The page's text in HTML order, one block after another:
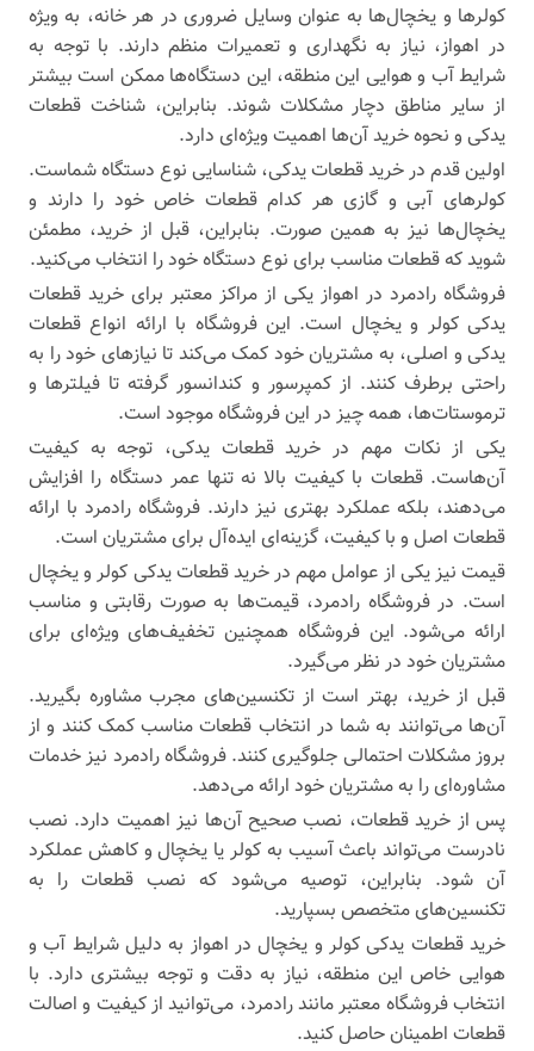
کولرها و یخچال‌ها به عنوان وسایل ضروری در هر خانه، به ویژه
در اهواز، نیاز به نگهداری و تعمیرات منظم دارند. با توجه به
شرایط آب و هوایی این منطقه، این دستگاه‌ها ممکن است بیشتر
از سایر مناطق دچار مشکلات شوند. بنابراین، شناخت قطعات
یدکی و نحوه خرید آن‌ها اهمیت ویژه‌ای دارد.
اولین قدم در خرید قطعات یدکی، شناسایی نوع دستگاه شماست.
کولرهای آبی و گازی هر کدام قطعات خاص خود را دارند و
یخچال‌ها نیز به همین صورت. بنابراین، قبل از خرید، مطمئن
شوید که قطعات مناسب برای نوع دستگاه خود را انتخاب می‌کنید.
فروشگاه رادمرد در اهواز یکی از مراکز معتبر برای خرید قطعات
یدکی کولر و یخچال است. این فروشگاه با ارائه انواع قطعات
یدکی و اصلی، به مشتریان خود کمک می‌کند تا نیازهای خود را به
راحتی برطرف کنند. از کمپرسور و کندانسور گرفته تا فیلترها و
ترموستات‌ها، همه چیز در این فروشگاه موجود است.
یکی از نکات مهم در خرید قطعات یدکی، توجه به کیفیت
آن‌هاست. قطعات با کیفیت بالا نه تنها عمر دستگاه را افزایش
می‌دهند، بلکه عملکرد بهتری نیز دارند. فروشگاه رادمرد با ارائه
قطعات اصل و با کیفیت، گزینه‌ای ایده‌آل برای مشتریان است.
قیمت نیز یکی از عوامل مهم در خرید قطعات یدکی کولر و یخچال
است. در فروشگاه رادمرد، قیمت‌ها به صورت رقابتی و مناسب
ارائه می‌شود. این فروشگاه همچنین تخفیف‌های ویژه‌ای برای
مشتریان خود در نظر می‌گیرد.
قبل از خرید، بهتر است از تکنسین‌های مجرب مشاوره بگیرید.
آن‌ها می‌توانند به شما در انتخاب قطعات مناسب کمک کنند و از
بروز مشکلات احتمالی جلوگیری کنند. فروشگاه رادمرد نیز خدمات
مشاوره‌ای را به مشتریان خود ارائه می‌دهد.
پس از خرید قطعات، نصب صحیح آن‌ها نیز اهمیت دارد. نصب
نادرست می‌تواند باعث آسیب به کولر یا یخچال و کاهش عملکرد
آن شود. بنابراین، توصیه می‌شود که نصب قطعات را به
تکنسین‌های متخصص بسپارید.
خرید قطعات یدکی کولر و یخچال در اهواز به دلیل شرایط آب و
هوایی خاص این منطقه، نیاز به دقت و توجه بیشتری دارد. با
انتخاب فروشگاه معتبر مانند رادمرد، می‌توانید از کیفیت و اصالت
قطعات اطمینان حاصل کنید.